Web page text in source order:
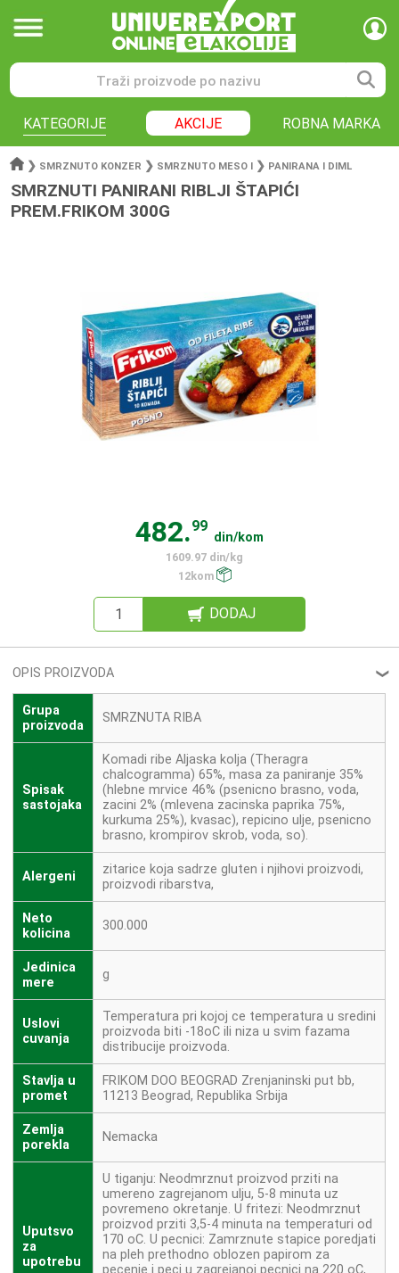
KATEGORIJE AKCIJE ROBNA MARKA
❯ SMRZNUTO KONZER ❯ SMRZNUTO MESO I ❯ PANIRANA I DIML
SMRZNUTI PANIRANI RIBLJI ŠTAPIĆI
PREM.FRIKOM 300G
482.99
din/kom
1609.97 din/kg
12kom
DODAJ
OPIS PROIZVODA ❮
Grupa
proizvoda
SMRZNUTA RIBA
Spisak
sastojaka
Komadi ribe Aljaska kolja (Theragra
chalcogramma) 65%, masa za paniranje 35%
(hlebne mrvice 46% (psenicno brasno, voda,
zacini 2% (mlevena zacinska paprika 75%,
kurkuma 25%), kvasac), repicino ulje, psenicno
brasno, krompirov skrob, voda, so).
Alergeni
zitarice koja sadrze gluten i njihovi proizvodi,
proizvodi ribarstva,
Neto
kolicina
300.000
Jedinica
mere
g
Uslovi
cuvanja
Temperatura pri kojoj ce temperatura u sredini
proizvoda biti -18oC ili niza u svim fazama
distribucije proizvoda.
Stavlja u
promet
FRIKOM DOO BEOGRAD Zrenjaninski put bb,
11213 Beograd, Republika Srbija
Zemlja
porekla
Nemacka
Uputsvo
za
upotrebu
U tiganju: Neodmrznut proizvod prziti na
umereno zagrejanom ulju, 5-8 minuta uz
povremeno okretanje. U fritezi: Neodmrznut
proizvod prziti 3,5-4 minuta na temperaturi od
170 oC. U pecnici: Zamrznute stapice poredjati
na pleh prethodno oblozen papirom za